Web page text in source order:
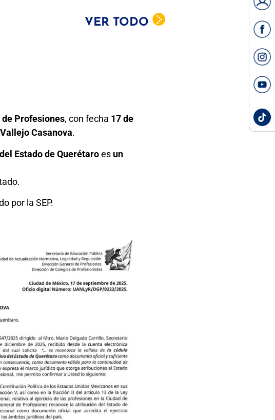
VER TODO
Profesiones, con fecha 17 de
Casanova.
Estado de Querétaroes un
por la SEP.